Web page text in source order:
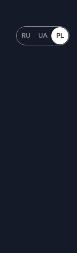
RU UA PL